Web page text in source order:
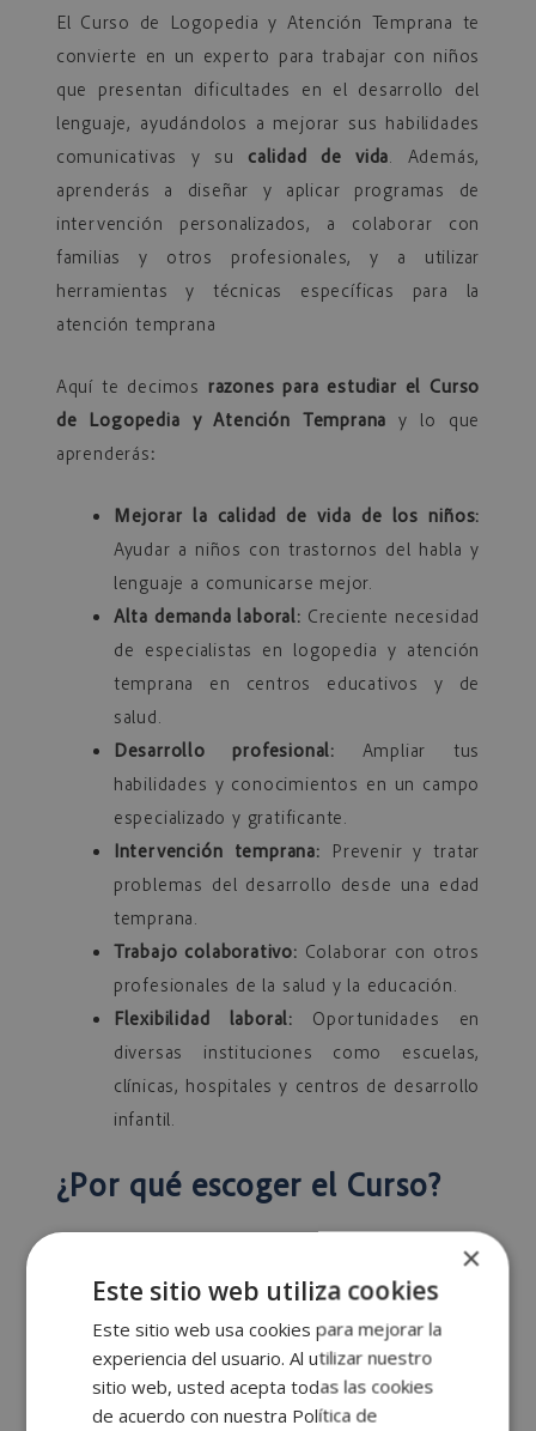
El Curso de Logopedia y Atención Temprana te
convierte en un experto para trabajar con niños
que presentan dificultades en el desarrollo del
lenguaje, ayudándolos a mejorar sus habilidades
comunicativas y su calidad de vida. Además,
aprenderás a diseñar y aplicar programas de
intervención personalizados, a colaborar con
familias y otros profesionales, y a utilizar
herramientas y técnicas específicas para la
atención temprana
Aquí te decimos razones para estudiar el Curso
de Logopedia y Atención Tempranay lo que
aprenderás:
Mejorar la calidad de vida de los niños:
Ayudar a niños con trastornos del habla y
lenguaje a comunicarse mejor.
Alta demanda laboral: Creciente necesidad
de especialistas en logopedia y atención
temprana en centros educativos y de
salud.
Desarrollo profesional: Ampliar tus
habilidades y conocimientos en un campo
especializado y gratificante.
Intervención temprana: Prevenir y tratar
problemas del desarrollo desde una edad
temprana.
Trabajo colaborativo: Colaborar con otros
profesionales de la salud y la educación.
Flexibilidad laboral: Oportunidades en
diversas instituciones como escuelas,
clínicas, hospitales y centros de desarrollo
infantil.
¿Por qué escoger el Curso?
Cursar nuestra formación de Logopedia y
Atención Temprana, te garantiza una educación
reconocidos en el sector. La acreditación
asegura que el programa cumple con estrictos
criterios deenseñanza, contenido y resultados.
×
Este sitio web utiliza cookies
Este sitio web usa cookies para mejorar la
experiencia del usuario. Al utilizar nuestro
sitio web, usted acepta todas las cookies
de acuerdo con nuestra Política de